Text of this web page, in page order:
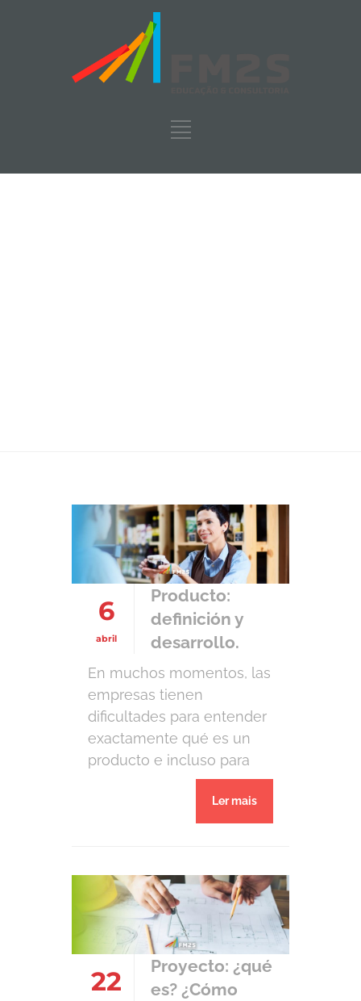
6
abril
Producto:
definición y
desarrollo.
En muchos momentos, las
empresas tienen
dificultades para entender
exactamente qué es un
producto e incluso para
desarrollarlo desde cero.
Pero ¿qué es un producto?
Un producto es un servicio
necesidades o deseos de
un cliente. Aunque parece
sencillo, un producto es
mucho más que sus […]
Ler mais
22
Proyecto: ¿qué
es? ¿Cómo